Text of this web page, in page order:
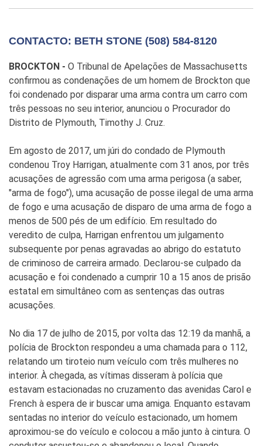
CONTACTO: BETH STONE (508) 584-8120
BROCKTON - O Tribunal de Apelações de Massachusetts
confirmou as condenações de um homem de Brockton que
foi condenado por disparar uma arma contra um carro com
três pessoas no seu interior, anunciou o Procurador do
Distrito de Plymouth, Timothy J. Cruz.
Em agosto de 2017, um júri do condado de Plymouth
condenou Troy Harrigan, atualmente com 31 anos, por três
acusações de agressão com uma arma perigosa (a saber,
"arma de fogo"), uma acusação de posse ilegal de uma arma
de fogo e uma acusação de disparo de uma arma de fogo a
menos de 500 pés de um edifício. Em resultado do
veredito de culpa, Harrigan enfrentou um julgamento
subsequente por penas agravadas ao abrigo do estatuto
de criminoso de carreira armado. Declarou-se culpado da
acusação e foi condenado a cumprir 10 a 15 anos de prisão
estatal em simultâneo com as sentenças das outras
acusações.
No dia 17 de julho de 2015, por volta das 12:19 da manhã, a
polícia de Brockton respondeu a uma chamada para o 112,
relatando um tiroteio num veículo com três mulheres no
interior. À chegada, as vítimas disseram à polícia que
estavam estacionadas no cruzamento das avenidas Carol e
French à espera de ir buscar uma amiga. Enquanto estavam
sentadas no interior do veículo estacionado, um homem
aproximou-se do veículo e colocou a mão junto à cintura. O